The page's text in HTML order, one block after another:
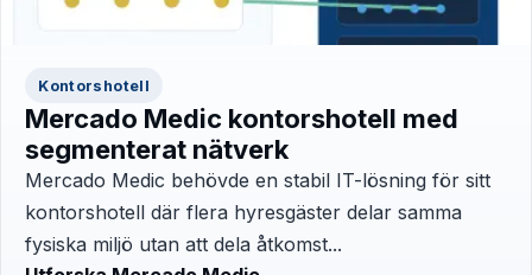
Kontorshotell
Mercado Medic kontorshotell med
segmenterat nätverk
Mercado Medic behövde en stabil IT-lösning för sitt
kontorshotell där flera hyresgäster delar samma
fysiska miljö utan att dela åtkomst...